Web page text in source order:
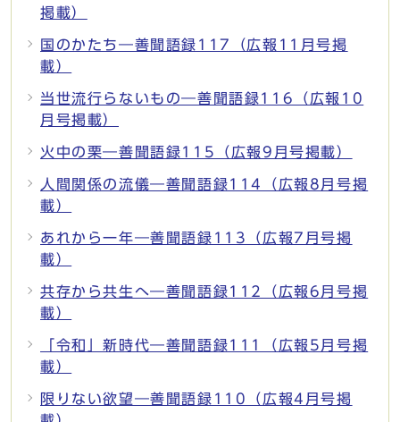
掲載）
国のかたち―善聞語録117（広報11月号掲
載）
当世流行らないもの―善聞語録116（広報10
月号掲載）
火中の栗―善聞語録115（広報9月号掲載）
人間関係の流儀―善聞語録114（広報8月号掲
載）
あれから一年―善聞語録113（広報7月号掲
載）
共存から共生へ―善聞語録112（広報6月号掲
載）
「令和」新時代―善聞語録111（広報5月号掲
載）
限りない欲望―善聞語録110（広報4月号掲